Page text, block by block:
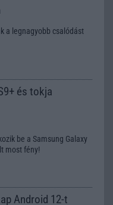
a legnagyobb csalódást
és tokja
be a Samsung Galaxy
most fény!
Android 12-t